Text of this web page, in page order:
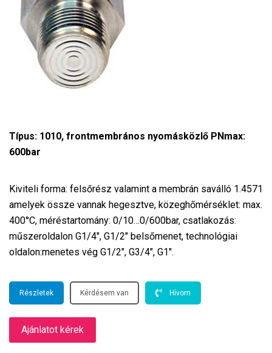
Típus: 1010, frontmembrános nyomásközlő PNmax:
600bar
Kiviteli forma: felsőrész valamint a membrán saválló 1.4571
amelyek össze vannak hegesztve, közeghőmérséklet: max.
400°C, méréstartomány: 0/10…0/600bar, csatlakozás:
műszeroldalon G1/4″, G1/2″ belsőmenet, technológiai
oldalon:menetes vég G1/2″, G3/4″, G1″.
Részletek Kérdésem van Hívom
Ajánlatot kérek